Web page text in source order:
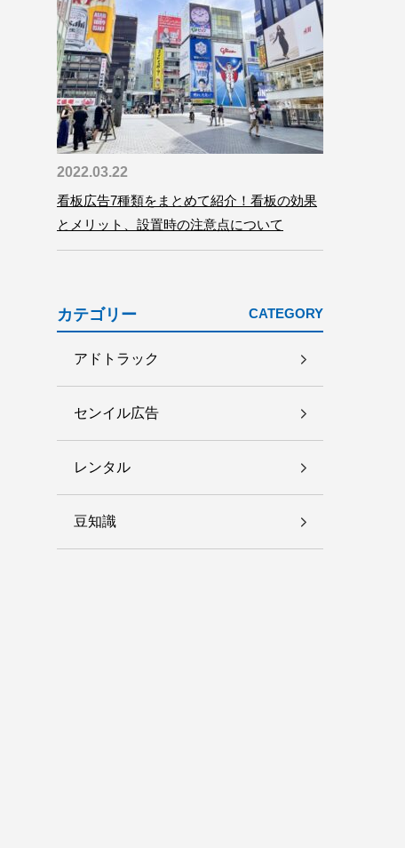
2022.03.22
看板広告7種類をまとめて紹介！看板の効果
とメリット、設置時の注意点について
カテゴリー CATEGORY
アドトラック
センイル広告
レンタル
豆知識